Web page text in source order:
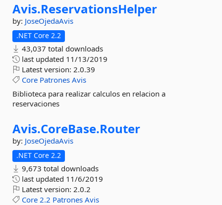
Avis.ReservationsHelper
by: JoseOjedaAvis
.NET Core 2.2
43,037 total downloads
last updated 11/13/2019
Latest version: 2.0.39
Core Patrones Avis
Biblioteca para realizar calculos en relacion a
reservaciones
Avis.CoreBase.Router
by: JoseOjedaAvis
.NET Core 2.2
9,673 total downloads
last updated 11/6/2019
Latest version: 2.0.2
Core 2.2 Patrones Avis